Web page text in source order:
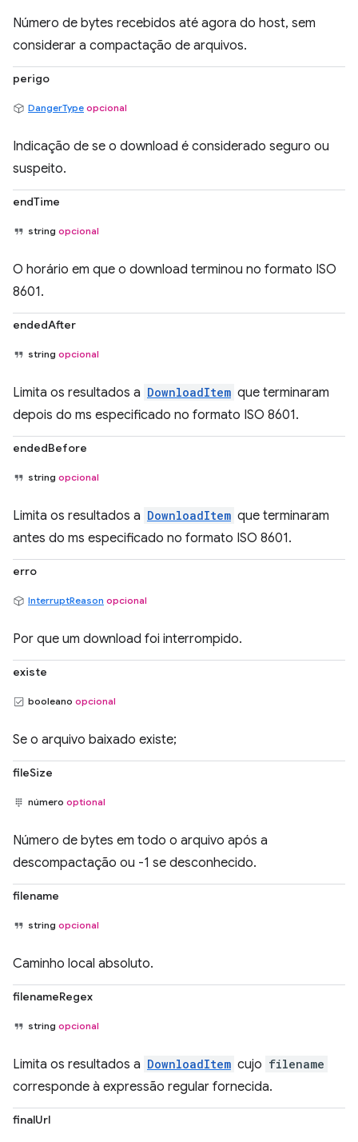
Número de bytes recebidos até agora do host, sem
considerar a compactação de arquivos.
perigo
DangerType opcional
Indicação de se o download é considerado seguro ou
suspeito.
endTime
string opcional
O horário em que o download terminou no formato ISO
8601.
endedAfter
string opcional
Limita os resultados a DownloadItem que terminaram
depois do ms especificado no formato ISO 8601.
endedBefore
string opcional
Limita os resultados a DownloadItem que terminaram
antes do ms especificado no formato ISO 8601.
erro
InterruptReason opcional
Por que um download foi interrompido.
existe
booleano opcional
Se o arquivo baixado existe;
fileSize
número optional
Número de bytes em todo o arquivo após a
descompactação ou -1 se desconhecido.
filename
string opcional
Caminho local absoluto.
filenameRegex
string opcional
Limita os resultados a DownloadItem cujo filename
corresponde à expressão regular fornecida.
finalUrl